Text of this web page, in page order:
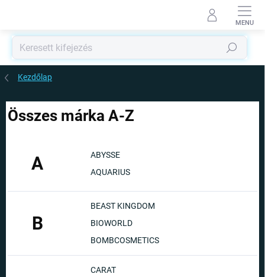
tartalomhoz
Keresés
Kezdőlap
Összes márka A-Z
A
ABYSSE
AQUARIUS
B
BEAST KINGDOM
BIOWORLD
BOMBCOSMETICS
CARAT